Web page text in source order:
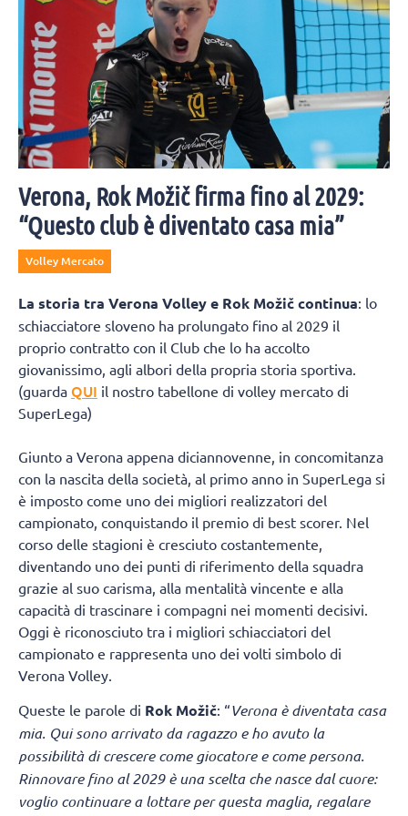
Verona, Rok Možič firma fino al 2029:
“Questo club è diventato casa mia”
Volley Mercato
La storia tra Verona Volley e Rok Možič continua: lo
schiacciatore sloveno ha prolungato fino al 2029 il
proprio contratto con il Club che lo ha accolto
giovanissimo, agli albori della propria storia sportiva.
(guarda QUI il nostro tabellone di volley mercato di
SuperLega)
Giunto a Verona appena diciannovenne, in concomitanza
con la nascita della società, al primo anno in SuperLega si
è imposto come uno dei migliori realizzatori del
campionato, conquistando il premio di best scorer. Nel
corso delle stagioni è cresciuto costantemente,
diventando uno dei punti di riferimento della squadra
grazie al suo carisma, alla mentalità vincente e alla
capacità di trascinare i compagni nei momenti decisivi.
Oggi è riconosciuto tra i migliori schiacciatori del
campionato e rappresenta uno dei volti simbolo di
Verona Volley.
Queste le parole di Rok Možič: “Verona è diventata casa
mia. Qui sono arrivato da ragazzo e ho avuto la
possibilità di crescere come giocatore e come persona.
Rinnovare fino al 2029 è una scelta che nasce dal cuore:
voglio continuare a lottare per questa maglia, regalare